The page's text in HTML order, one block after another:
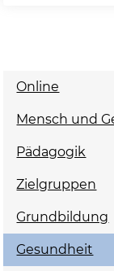
Online
Mensch und
Pädagogik
Zielgruppen
Grundbildung
Gesundheit